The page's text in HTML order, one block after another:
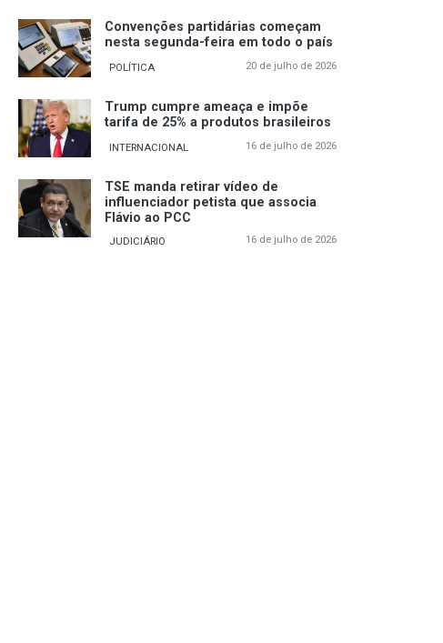
Convenções partidárias começam
nesta segunda-feira em todo o país
POLÍTICA 20 de julho de 2026
Trump cumpre ameaça e impõe
tarifa de 25% a produtos brasileiros
INTERNACIONAL 16 de julho de 2026
TSE manda retirar vídeo de
influenciador petista que associa
Flávio ao PCC
JUDICIÁRIO 16 de julho de 2026